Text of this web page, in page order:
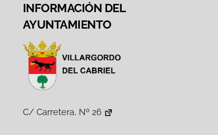
INFORMACIÓN DEL
AYUNTAMIENTO
C/ Carretera, Nº 26